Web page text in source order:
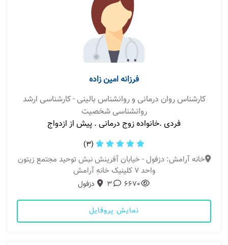
فرزانه امین زاده
کارشناس روان درمانی و روانشناس بالینی - کارشناسی ارشد
روانشناسی شخصیت
فردی .خانواده زوج درمانی . پیش از ازدواج
(3)
خانه آرامش: دزفول - خیابان آفرینش نبش توحید مجتمع زیتون
واحد ۷ کلینیک خانهِ آرامش
6670
3 دزفول
نمایش پروفایل